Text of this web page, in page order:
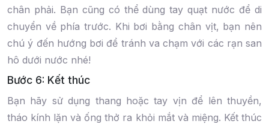
chân phải. Bạn cũng có thể dùng tay quạt nước để di
chuyển về phía trước. Khi bơi bằng chân vịt, bạn nên
chú ý đến hướng bơi để tránh va chạm với các rạn san
hô dưới nước nhé!
Bước 6: Kết thúc
Bạn hãy sử dụng thang hoặc tay vịn để lên thuyền,
tháo kính lặn và ống thở ra khỏi mắt và miệng. Kết thúc